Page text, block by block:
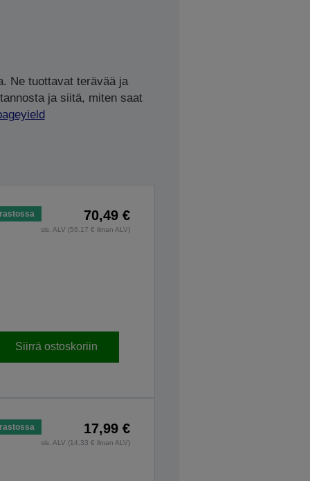
Ne tuottavat terävää ja
ja siitä, miten saat
70,49 €
sis. ALV (56,17 € ilman ALV)
Siirrä ostoskoriin
17,99 €
sis. ALV (14,33 € ilman ALV)